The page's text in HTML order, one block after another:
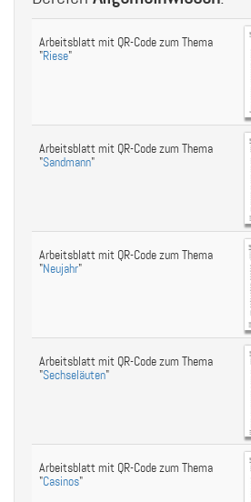
Arbeitsblatt mit QR-Code zum Thema
"Riese"
Arbeitsblatt mit QR-Code zum Thema
"Sandmann"
Arbeitsblatt mit QR-Code zum Thema
"Neujahr"
Arbeitsblatt mit QR-Code zum Thema
"Sechseläuten"
Arbeitsblatt mit QR-Code zum Thema
"Casinos"